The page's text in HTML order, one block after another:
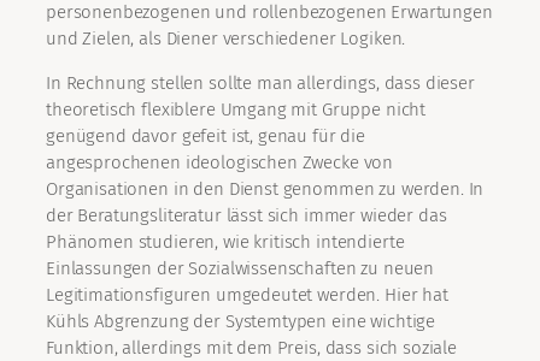
personenbezogenen und rollenbezogenen Erwartungen
und Zielen, als Diener verschiedener Logiken.
In Rechnung stellen sollte man allerdings, dass dieser
theoretisch flexiblere Umgang mit Gruppe nicht
genügend davor gefeit ist, genau für die
angesprochenen ideologischen Zwecke von
Organisationen in den Dienst genommen zu werden. In
der Beratungsliteratur lässt sich immer wieder das
Phänomen studieren, wie kritisch intendierte
Einlassungen der Sozialwissenschaften zu neuen
Legitimationsfiguren umgedeutet werden. Hier hat
Kühls Abgrenzung der Systemtypen eine wichtige
Funktion, allerdings mit dem Preis, dass sich soziale